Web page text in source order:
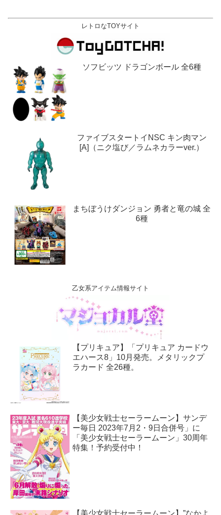
レトロなTOYサイト
ソフビッツ ドラゴンボール 全6種
ファイブスタートイNSC キン肉マン
[A]（ニク塩び／ラムネカラーver.）
まちぼうけダンジョン 勇者と竜の城 全
6種
乙女系アイテム情報サイト
【プリキュア】「プリキュア カードウ
エハース8」10月発売。メタリックプ
ラカード 全26種。
【美少女戦士セーラームーン】サンデ
ー毎日 2023年7月2・9日合併号」に
「美少女戦士セーラームーン」30周年
特集！予約受付中！
【美少女戦士セーラームーン】”なかよ